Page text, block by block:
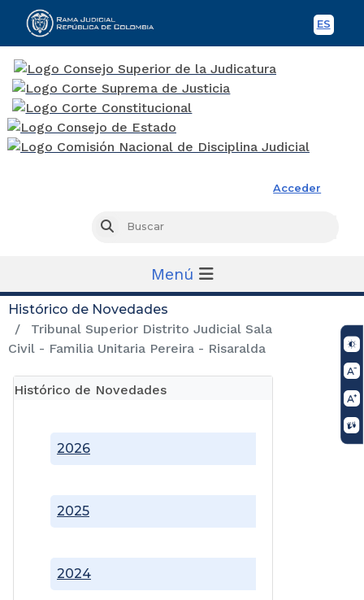
ES
Acceder
Buscar
Menú
Histórico de Novedades
Tribunal Superior Distrito Judicial Sala
Civil - Familia Unitaria Pereira - Risaralda
Histórico de Novedades
2024
2025
2026